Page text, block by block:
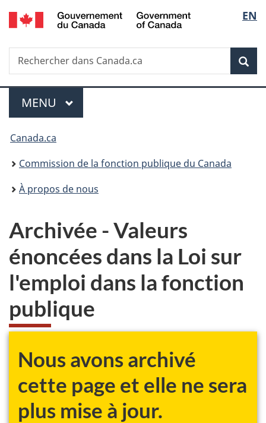
Passer
au
principal
Passer
à
Au
du
Passer
à
version
simplifiée
de
la
EN
Recherche
Rechercher
dans
Menu
MENU PRINCIPAL
Vous
êtes
ici :
Canada.ca
Commission de la fonction publique du Canada
À propos de nous
Archivée - Valeurs
énoncées dans la Loi sur
l'emploi dans la fonction
publique
Nous avons archivé
cette page et elle ne sera
plus mise à jour.